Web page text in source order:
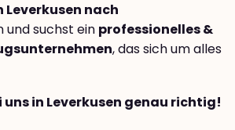
Leverkusen nach
und suchst ein professionelles &
, das sich um alles
uns in Leverkusen genau richtig!